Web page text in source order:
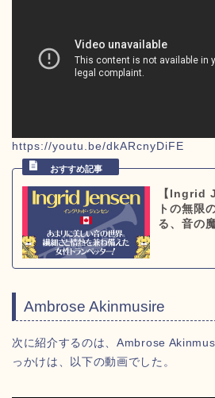
https://youtu.be/dkARcnyDiFE
【Ingrid
トの無限
る、音の
Ambrose Akinmusire
次に紹介するのは、Ambrose
っかけは、以下の動画でした。